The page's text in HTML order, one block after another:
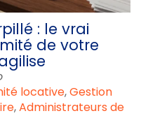
: le vrai
de votre
locative,Gestion
,Administrateurs de